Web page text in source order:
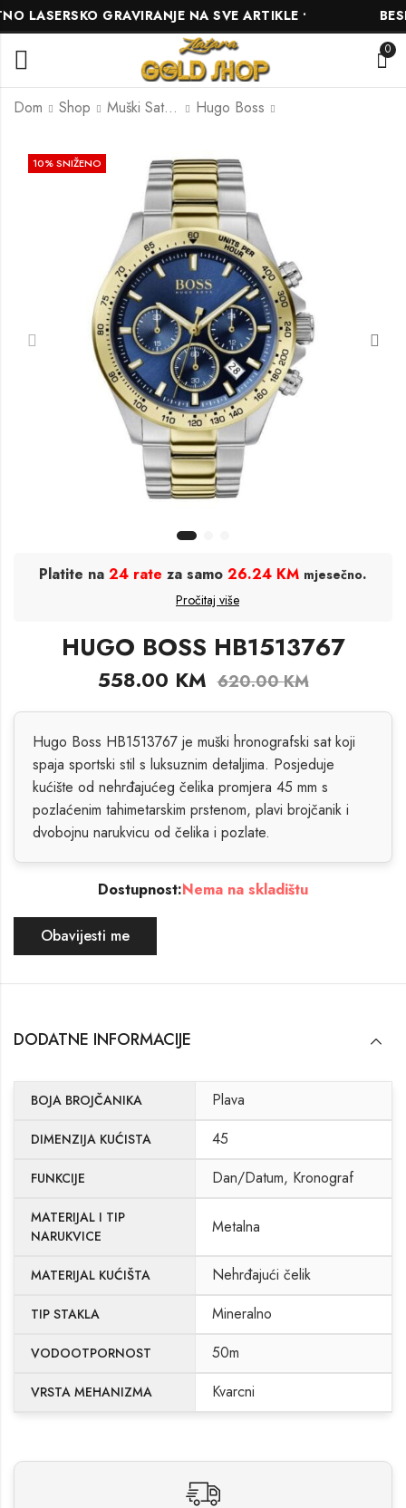
GRAVIRANJE NA SVE ARTIKLE •
0
Dom Shop Muški Satovi Hugo Boss
10% SNIŽENO
Platite na 24 rate za samo 26.24 KM mjesečno.
Pročitaj više
HUGO BOSS HB1513767
558.00 KM 620.00KM
Hugo Boss HB1513767 je muški hronografski sat koji
spaja sportski stil s luksuznim detaljima. Posjeduje
kućište od nehrđajućeg čelika promjera 45 mm s
pozlaćenim tahimetarskim prstenom, plavi brojčanik i
dvobojnu narukvicu od čelika i pozlate.
Dostupnost:Nema na skladištu
Obavijesti me
DODATNE INFORMACIJE
BOJA BROJČANIKA Plava
DIMENZIJA KUĆISTA 45
FUNKCIJE Dan/Datum, Kronograf
MATERIJAL I TIP
NARUKVICE
Metalna
MATERIJAL KUĆIŠTA Nehrđajući čelik
TIP STAKLA Mineralno
VODOOTPORNOST 50m
VRSTA MEHANIZMA Kvarcni